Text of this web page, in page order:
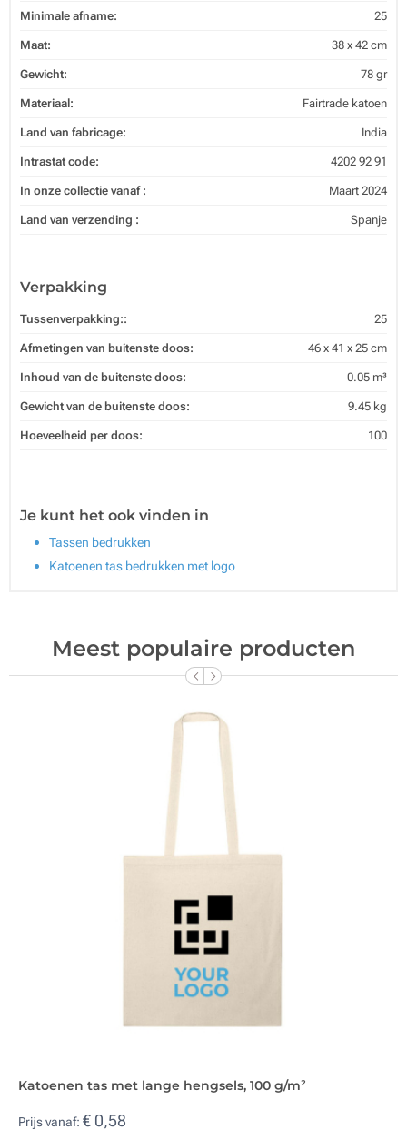
Minimale afname: 25
Maat: 38 x 42 cm
Gewicht: 78 gr
Materiaal: Fairtrade katoen
Land van fabricage: India
Intrastat code: 4202 92 91
In onze collectie vanaf : Maart 2024
Land van verzending : Spanje
Verpakking
Tussenverpakking:: 25
Afmetingen van buitenste doos: 46 x 41 x 25 cm
Inhoud van de buitenste doos: 0.05 m³
Gewicht van de buitenste doos: 9.45 kg
Hoeveelheid per doos: 100
Je kunt het ook vinden in
Tassen bedrukken
Katoenen tas bedrukken met logo
Meest populaire producten
Katoenen tas met lange hengsels, 100 g/m²
Prijs vanaf: € 0,58